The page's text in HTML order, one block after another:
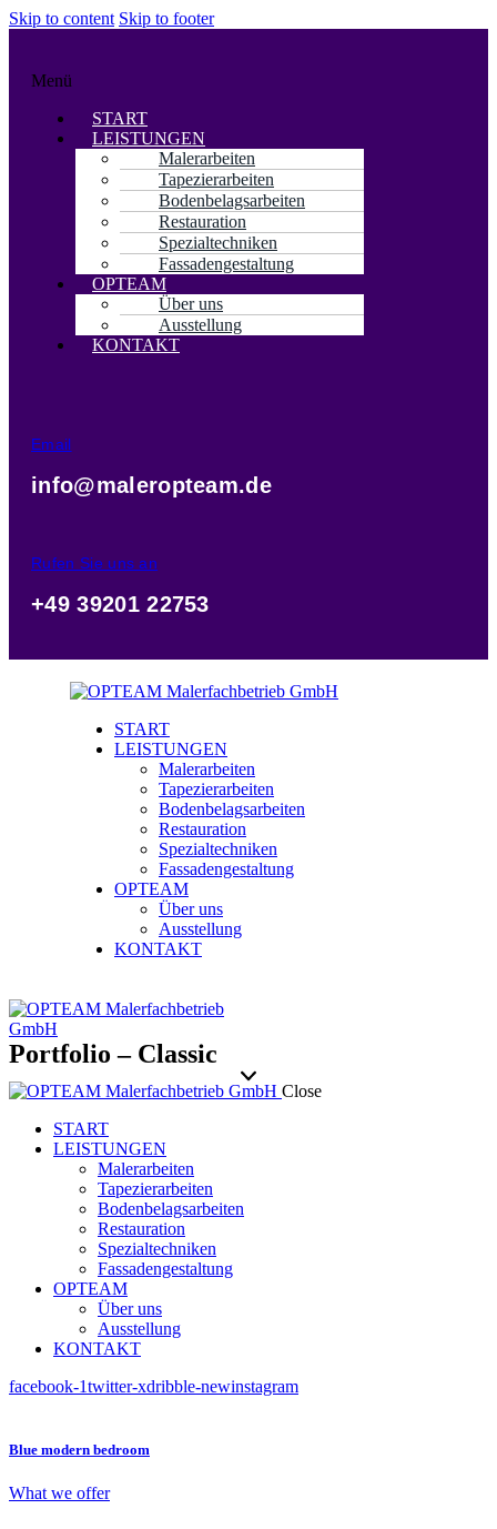
Skip to content Skip to footer
Menü
START
LEISTUNGEN
Malerarbeiten
Tapezierarbeiten
Bodenbelagsarbeiten
Restauration
Spezialtechniken
Fassadengestaltung
OPTEAM
Über uns
Ausstellung
KONTAKT
Email
info@maleropteam.de
Rufen Sie uns an
+49 39201 22753
START
LEISTUNGEN
Malerarbeiten
Tapezierarbeiten
Bodenbelagsarbeiten
Restauration
Spezialtechniken
Fassadengestaltung
OPTEAM
Über uns
Ausstellung
KONTAKT
Portfolio – Classic
Close
START
LEISTUNGEN
Malerarbeiten
Tapezierarbeiten
Bodenbelagsarbeiten
Restauration
Spezialtechniken
Fassadengestaltung
OPTEAM
Über uns
Ausstellung
KONTAKT
facebook-1twitter-xdribble-newinstagram
Blue modern bedroom
What we offer